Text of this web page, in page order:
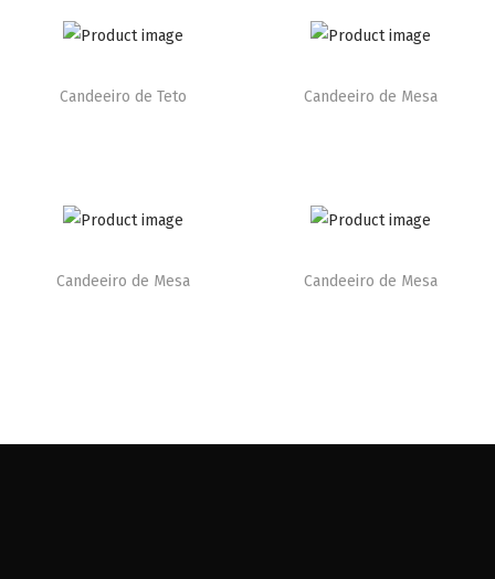
Candeeiro de Teto Candeeiro de Mesa
Candeeiro de Mesa Candeeiro de Mesa